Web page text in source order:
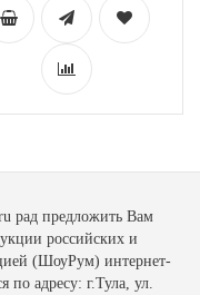
рад предложить Вам
российских и
(ШоуРум) интернет-
по адресу: г.Тула, ул.